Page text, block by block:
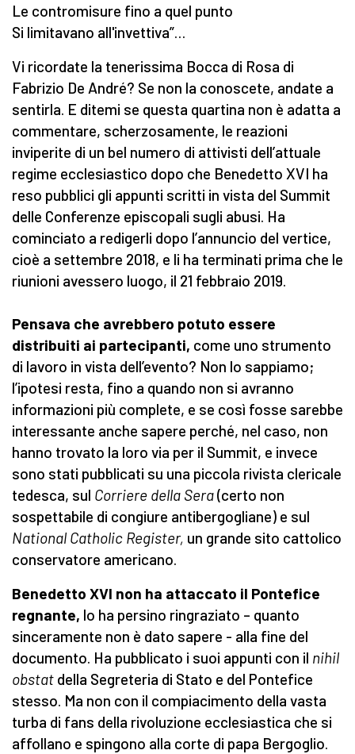
Le contromisure fino a quel punto
Si limitavano all'invettiva”…
Vi ricordate la tenerissima Bocca di Rosa di
Fabrizio De André? Se non la conoscete, andate a
sentirla. E ditemi se questa quartina non è adatta a
commentare, scherzosamente, le reazioni
inviperite di un bel numero di attivisti dell’attuale
regime ecclesiastico dopo che Benedetto XVI ha
reso pubblici gli appunti scritti in vista del Summit
delle Conferenze episcopali sugli abusi. Ha
cominciato a redigerli dopo l’annuncio del vertice,
cioè a settembre 2018, e li ha terminati prima che le
riunioni avessero luogo, il 21 febbraio 2019.
Pensava che avrebbero potuto essere
distribuiti ai partecipanti, come uno strumento
di lavoro in vista dell’evento? Non lo sappiamo;
l’ipotesi resta, fino a quando non si avranno
informazioni più complete, e se così fosse sarebbe
interessante anche sapere perché, nel caso, non
hanno trovato la loro via per il Summit, e invece
sono stati pubblicati su una piccola rivista clericale
tedesca, sul Corriere della Sera(certo non
sospettabile di congiure antibergogliane) e sul
National Catholic Register, un grande sito cattolico
conservatore americano.
Benedetto XVI non ha attaccato il Pontefice
regnante, lo ha persino ringraziato – quanto
sinceramente non è dato sapere - alla fine del
documento. Ha pubblicato i suoi appunti con il nihil
obstat della Segreteria di Stato e del Pontefice
stesso. Ma non con il compiacimento della vasta
turba di fans della rivoluzione ecclesiastica che si
affollano e spingono alla corte di papa Bergoglio.